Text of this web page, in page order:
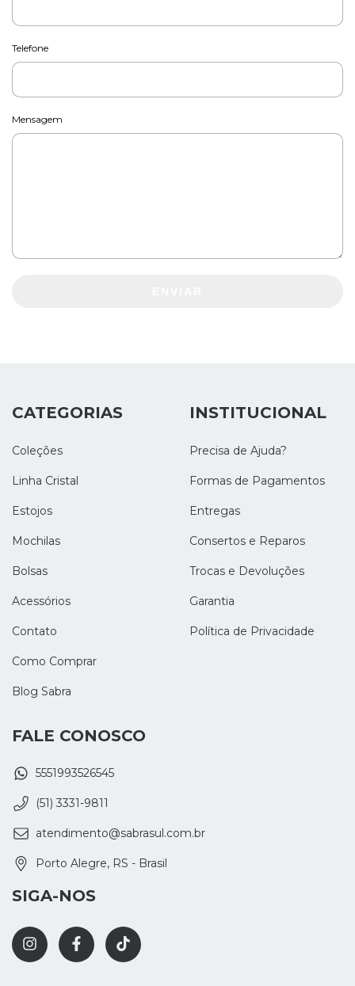
Telefone
Mensagem
CATEGORIAS
Coleções
Linha Cristal
Estojos
Mochilas
Bolsas
Acessórios
Contato
Como Comprar
Blog Sabra
INSTITUCIONAL
Precisa de Ajuda?
Formas de Pagamentos
Entregas
Consertos e Reparos
Trocas e Devoluções
Garantia
Política de Privacidade
FALE CONOSCO
5551993526545
(51) 3331-9811
atendimento@sabrasul.com.br
Porto Alegre, RS - Brasil
SIGA-NOS